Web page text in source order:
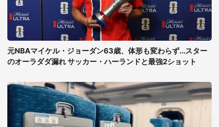
元NBAマイケル・ジョーダン63歳、体形も変わらず...スター
のオーラダダ漏れ サッカー・ハーランドと最強2ショット